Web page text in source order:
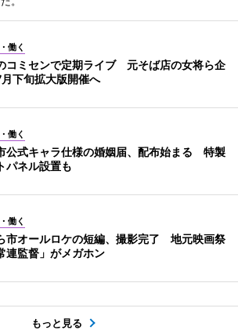
働く
コミセンで定期ライブ 元そば店の女将ら企
下旬拡大版開催へ
働く
公式キャラ仕様の婚姻届、配布始まる 特製
パネル設置も
働く
市オールロケの短編、撮影完了 地元映画祭
連監督」がメガホン
もっと見る